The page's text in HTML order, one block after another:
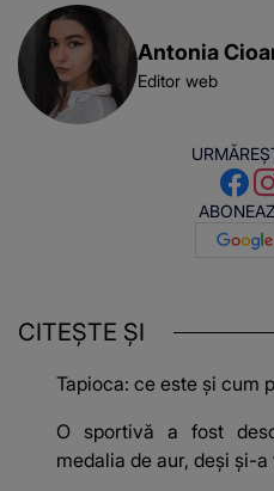
Antonia
Editor web
CITEȘTE ȘI
Tapioca: ce este și cum
O sportivă a fost
medalia de aur, deși și-